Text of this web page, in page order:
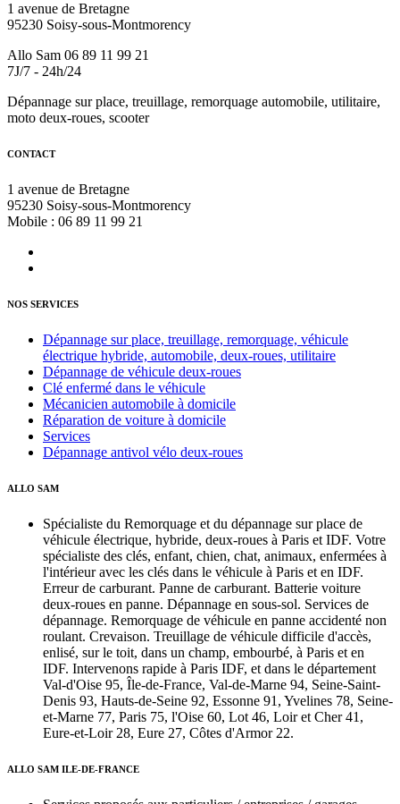
1 avenue de Bretagne
95230 Soisy-sous-Montmorency
Allo Sam 06 89 11 99 21
7J/7 - 24h/24
Dépannage sur place, treuillage, remorquage automobile, utilitaire,
moto deux-roues, scooter
CONTACT
1 avenue de Bretagne
95230 Soisy-sous-Montmorency
Mobile : 06 89 11 99 21
NOS SERVICES
Dépannage sur place, treuillage, remorquage, véhicule
électrique hybride, automobile, deux-roues, utilitaire
Dépannage de véhicule deux-roues
Clé enfermé dans le véhicule
Mécanicien automobile à domicile
Réparation de voiture à domicile
Services
Dépannage antivol vélo deux-roues
ALLO SAM
Spécialiste du Remorquage et du dépannage sur place de
véhicule électrique, hybride, deux-roues à Paris et IDF. Votre
spécialiste des clés, enfant, chien, chat, animaux, enfermées à
l'intérieur avec les clés dans le véhicule à Paris et en IDF.
Erreur de carburant. Panne de carburant. Batterie voiture
deux-roues en panne. Dépannage en sous-sol. Services de
dépannage. Remorquage de véhicule en panne accidenté non
roulant. Crevaison. Treuillage de véhicule difficile d'accès,
enlisé, sur le toit, dans un champ, embourbé, à Paris et en
IDF. Intervenons rapide à Paris IDF, et dans le département
Val-d'Oise 95, Île-de-France, Val-de-Marne 94, Seine-Saint-
Denis 93, Hauts-de-Seine 92, Essonne 91, Yvelines 78, Seine-
et-Marne 77, Paris 75, l'Oise 60, Lot 46, Loir et Cher 41,
Eure-et-Loir 28, Eure 27, Côtes d'Armor 22.
ALLO SAM ILE-DE-FRANCE